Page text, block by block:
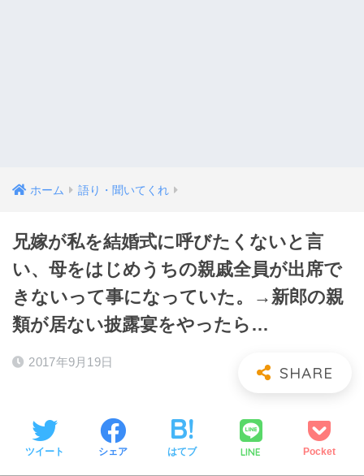
ホーム 語り・聞いてくれ
兄嫁が私を結婚式に呼びたくないと言
い、母をはじめうちの親戚全員が出席で
きないって事になっていた。→新郎の親
類が居ない披露宴をやったら…
2017年9月19日
ツイート シェア はてブ LINE Pocket